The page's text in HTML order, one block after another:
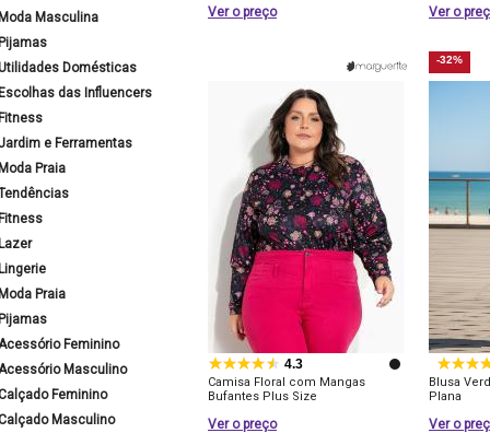
Masculina
Domésticas
das Influencers
e Ferramentas
Praia
Praia
Feminino
Masculino
Feminino
Masculino
Ver o preço Ver o
4.3
Camisa Floral com Mangas
Bufantes Plus Size
Ver o preço
-32%
Blusa
Plana
Ver o